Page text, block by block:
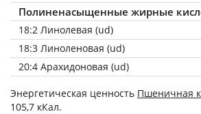
Полиненасыщенные жирные
18:2 Линолевая (ud)
18:3 Линоленовая (ud)
20:4 Арахидоновая (ud)
Энергетическая ценность Пшеничная
105,7 кКал.